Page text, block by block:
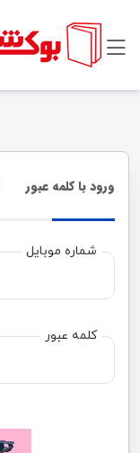
ورود با کلمه عبور
شماره موبایل
کلمه عبور